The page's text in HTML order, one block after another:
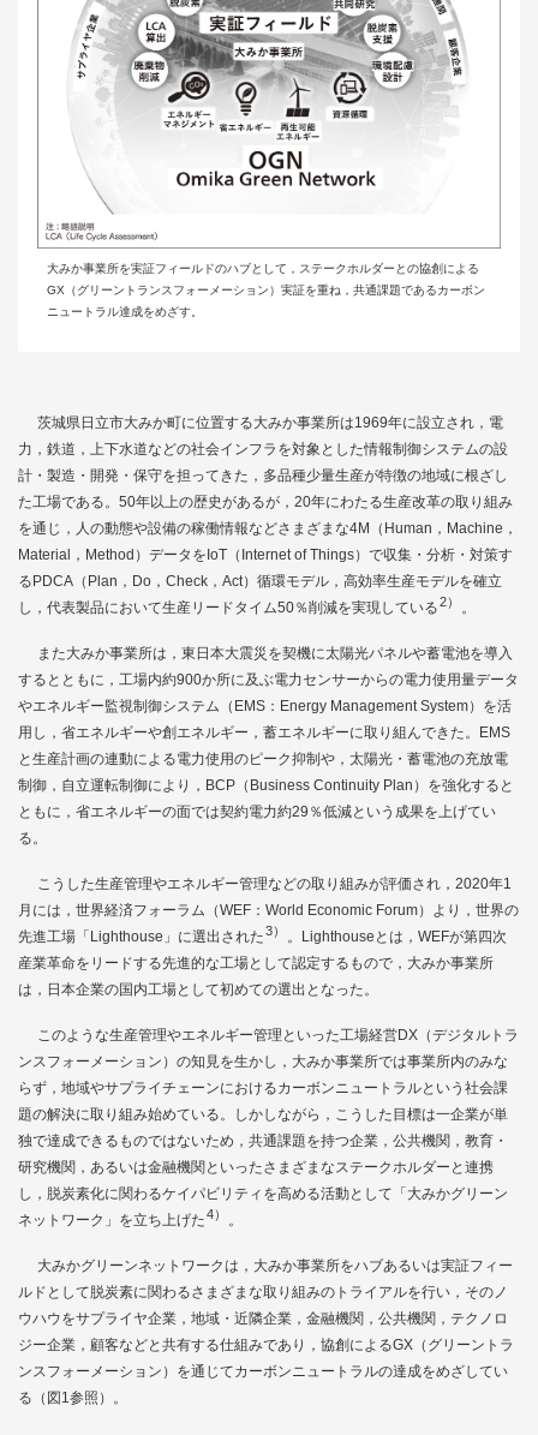
大みか事業所を実証フィールドのハブとして，ステークホルダーとの協創による
GX（グリーントランスフォーメーション）実証を重ね，共通課題であるカーボン
ニュートラル達成をめざす。
茨城県日立市大みか町に位置する大みか事業所は1969年に設立され，電
力，鉄道，上下水道などの社会インフラを対象とした情報制御システムの設
計・製造・開発・保守を担ってきた，多品種少量生産が特徴の地域に根ざし
た工場である。50年以上の歴史があるが，20年にわたる生産改革の取り組み
を通じ，人の動態や設備の稼働情報などさまざまな4M（Human，Machine，
Material，Method）データをIoT（Internet of Things）で収集・分析・対策す
るPDCA（Plan，Do，Check，Act）循環モデル，高効率生産モデルを確立
し，代表製品において生産リードタイム50％削減を実現している2） 。
また大みか事業所は，東日本大震災を契機に太陽光パネルや蓄電池を導入
するとともに，工場内約900か所に及ぶ電力センサーからの電力使用量データ
やエネルギー監視制御システム（EMS：Energy Management System）を活
用し，省エネルギーや創エネルギー，蓄エネルギーに取り組んできた。EMS
と生産計画の連動による電力使用のピーク抑制や，太陽光・蓄電池の充放電
制御，自立運転制御により，BCP（Business Continuity Plan）を強化すると
ともに，省エネルギーの面では契約電力約29％低減という成果を上げてい
る。
こうした生産管理やエネルギー管理などの取り組みが評価され，2020年1
月には，世界経済フォーラム（WEF：World Economic Forum）より，世界の
先進工場「Lighthouse」に選出された3）
。Lighthouseとは，WEFが第四次
産業革命をリードする先進的な工場として認定するもので，大みか事業所
は，日本企業の国内工場として初めての選出となった。
このような生産管理やエネルギー管理といった工場経営DX（デジタルトラ
ンスフォーメーション）の知見を生かし，大みか事業所では事業所内のみな
らず，地域やサプライチェーンにおけるカーボンニュートラルという社会課
題の解決に取り組み始めている。しかしながら，こうした目標は一企業が単
独で達成できるものではないため，共通課題を持つ企業，公共機関，教育・
研究機関，あるいは金融機関といったさまざまなステークホルダーと連携
し，脱炭素化に関わるケイパビリティを高める活動として「大みかグリーン
ネットワーク」を立ち上げた4） 。
大みかグリーンネットワークは，大みか事業所をハブあるいは実証フィー
ルドとして脱炭素に関わるさまざまな取り組みのトライアルを行い，そのノ
ウハウをサプライヤ企業，地域・近隣企業，金融機関，公共機関，テクノロ
ジー企業，顧客などと共有する仕組みであり，協創によるGX（グリーントラ
ンスフォーメーション）を通じてカーボンニュートラルの達成をめざしてい
る（ 図1参照）。